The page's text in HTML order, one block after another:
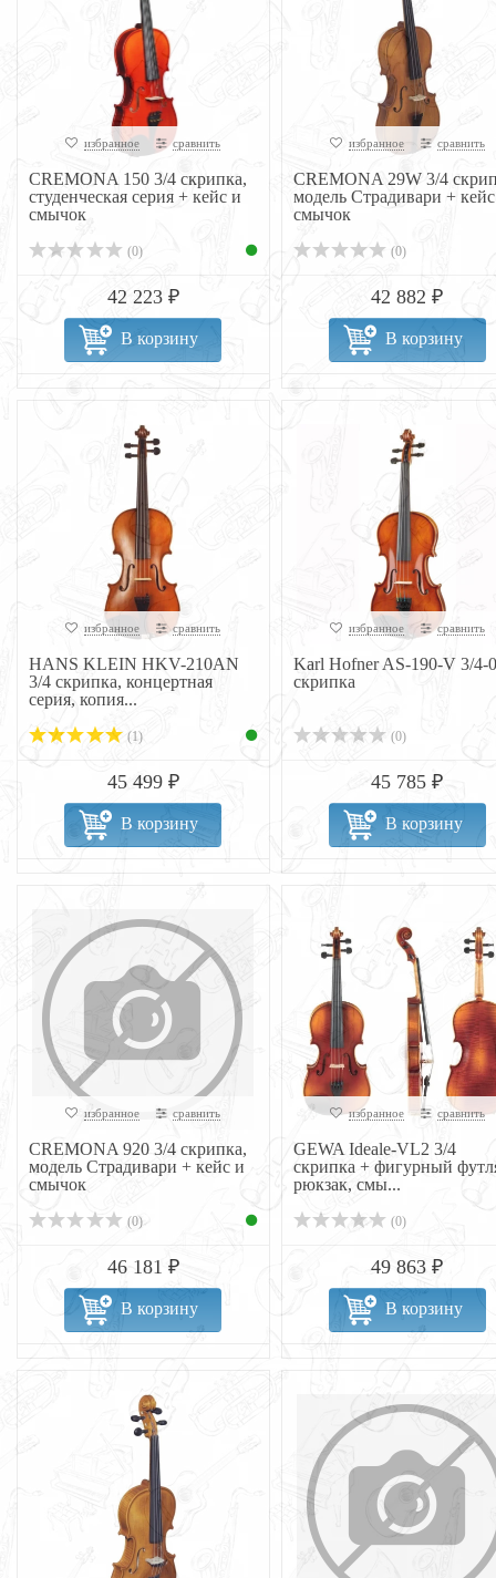
избранное сравнить
CREMONA 150 3/4 скрипка,
студенческая серия + кейс и
смычок
(0)
42 223 ₽
В корзину
избранное сравнить
CREMONA 29W 3/4
модель Страдивари +
смычок
(0)
42 882 ₽
В корзину
избранное сравнить
HANS KLEIN HKV-210AN
3/4 скрипка, концертная
серия, копия...
(1)
45 499 ₽
В корзину
избранное сравнить
Karl Hofner AS-190-V 3/4-0
скрипка
(0)
45 785 ₽
В корзину
избранное сравнить
CREMONA 920 3/4 скрипка,
модель Страдивари + кейс и
смычок
(0)
46 181 ₽
В корзину
избранное сравнить
GEWA Ideale-VL2 3/4
скрипка + фигурный
рюкзак, смы...
(0)
49 863 ₽
В корзину